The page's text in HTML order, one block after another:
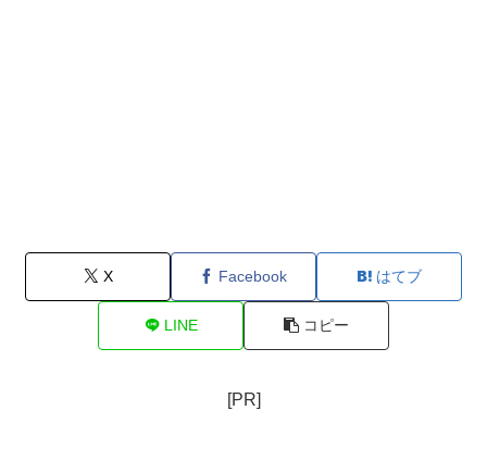
X Facebook はてブ
LINE コピー
[PR]